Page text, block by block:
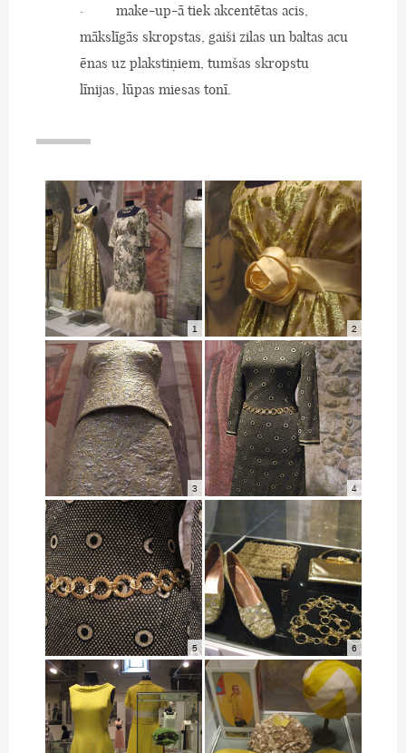
· make-up-ā tiek akcentētas acis,
mākslīgās skropstas, gaiši zilas un baltas acu
ēnas uz plakstiņiem, tumšas skropstu
līnijas, lūpas miesas tonī.
1 2
3 4
5 6